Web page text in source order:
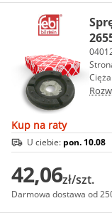
Kup na raty
U ciebie: pon. 10.08
42,06zł/szt.
Darmowa dostawa od